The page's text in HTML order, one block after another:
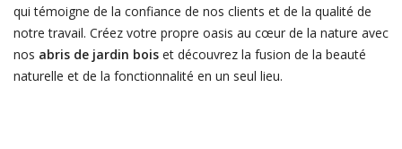
qui témoigne de la confiance de nos clients et de la qualité de
notre travail. Créez votre propre oasis au cœur de la nature avec
nos abris de jardin boiset découvrez la fusion de la beauté
naturelle et de la fonctionnalité en un seul lieu.